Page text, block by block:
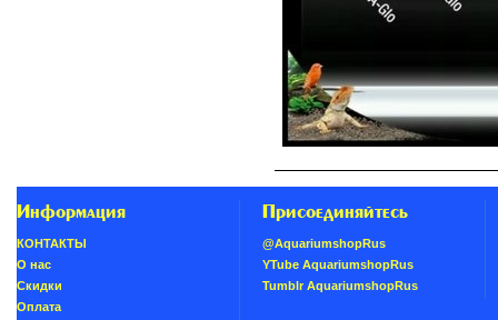
Информация
КОНТАКТЫ
О нас
Скидки
Oплатa
Присоединяйтесь
@AquariumshopRus
YTube AquariumshopRus
Tumblr AquariumshopRus